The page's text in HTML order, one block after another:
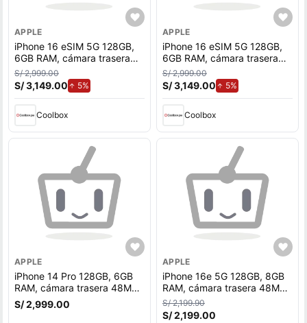
APPLE
iPhone 16 eSIM 5G 128GB,
6GB RAM, cámara trasera
48MP y frontal 12MP,
pantalla 6.1"", blanco
S/ 2,999.00
S/ 3,149.00 5%
Coolbox
APPLE
iPhone 16 eSIM 5G 128GB,
6GB RAM, cámara trasera
48MP y frontal 12MP,
pantalla 6.1"", negro
S/ 2,999.00
S/ 3,149.00 5%de aumento.
Coolbox
APPLE
iPhone 14 Pro 128GB, 6GB
RAM, cámara trasera 48MP
y frontal 12MP, 6.1"", negro
S/ 2,999.00
APPLE
iPhone 16e 5G 128GB, 8GB
RAM, cámara trasera 48MP
y frontal 12MP, 6.1"", negro
S/ 2,199.90
S/ 2,199.00